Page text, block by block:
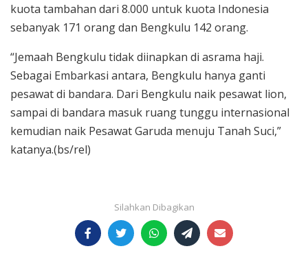
kuota tambahan dari 8.000 untuk kuota Indonesia
sebanyak 171 orang dan Bengkulu 142 orang.
“Jemaah Bengkulu tidak diinapkan di asrama haji.
Sebagai Embarkasi antara, Bengkulu hanya ganti
pesawat di bandara. Dari Bengkulu naik pesawat lion,
sampai di bandara masuk ruang tunggu internasional
kemudian naik Pesawat Garuda menuju Tanah Suci,”
katanya.(bs/rel)